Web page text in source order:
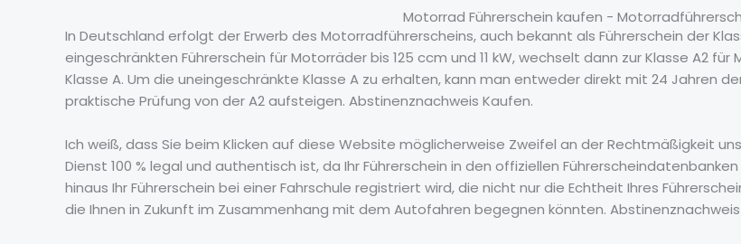
Motorrad Führerschein kaufen -
In Deutschland erfolgt der Erwerb des Motorradführerscheins, auch bekannt als Führerschein der
eingeschränkten Führerschein für Motorräder bis 125 ccm und 11 kW, wechselt dann zur Klasse A2
Klasse A. Um die uneingeschränkte Klasse A zu erhalten, kann man entweder direkt mit 24 Jahren
praktische Prüfung von der A2 aufsteigen. Abstinenznachweis Kaufen.
Ich weiß, dass Sie beim Klicken auf diese Website möglicherweise Zweifel an der Rechtmäßigkeit
Dienst 100 % legal und authentisch ist, da Ihr Führerschein in den offiziellen
hinaus Ihr Führerschein bei einer Fahrschule registriert wird, die nicht nur die Echtheit Ihres
die Ihnen in Zukunft im Zusammenhang mit dem Autofahren begegnen könnten.